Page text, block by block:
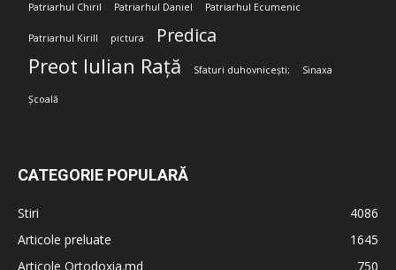
Patriarhul Chiril Patriarhul Daniel Patriarhul Ecumenic
Patriarhul Kirill pictura Predica
Preot Iulian Rață Sfaturi duhovnicești; Sinaxa
Școală
CATEGORIE POPULARĂ
Stiri
4086
Articole preluate
1645
Articole Ortodoxia.md
750